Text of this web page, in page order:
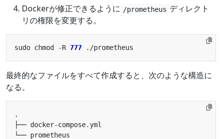
Dockerが修正できるように /prometheus ディレクト
リの権限を変更する。
sudo chmod -R 777
最終的なファイルをすべて作成すると、次のような構造に
なる。